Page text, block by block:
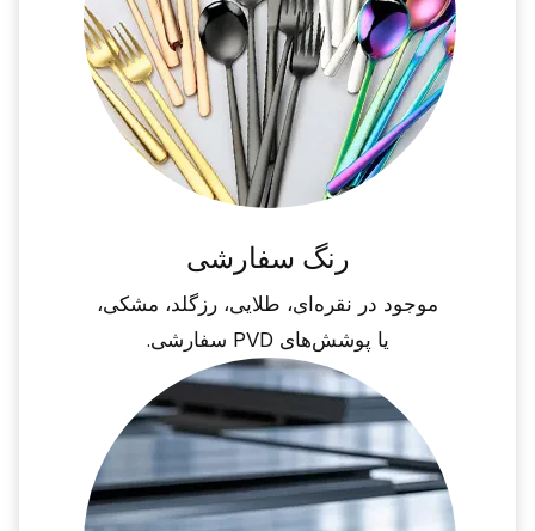
رنگ سفارشی
موجود در نقره‌ای، طلایی، رزگلد، مشکی،
یا پوشش‌های PVD سفارشی.